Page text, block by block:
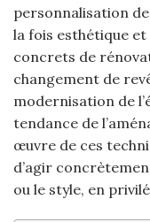
personnalisation
la fois esthétique
concrets de
changement de
modernisation de
tendance de
œuvre de ces
d’agir
ou le style, en